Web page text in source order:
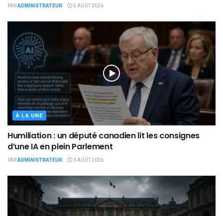
PARADMINISTRATEUR 5 AOÛT 2026
À LA UNE
Humiliation : un député canadien lit les consignes
d’une IA en plein Parlement
PARADMINISTRATEUR 3 AOÛT 2026